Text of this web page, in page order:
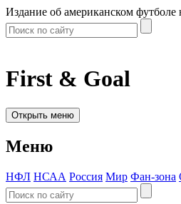
Издание об американском футболе
First & Goal
Открыть меню
Меню
НФЛ НСАА Россия Мир Фан-зона